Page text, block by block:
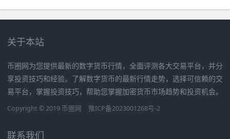
关于本站
币圈网为您提供最新的数字货币行情，全面评测各大交易平台，并分
享投资技巧和经验。了解数字货币的最新行情走势，选择可信赖的交
易平台，掌握投资技巧，帮助您掌握加密货币市场趋势和投资机会。
Copyright © 2019 币圈网 豫ICP备2023001268号-2
联系我们